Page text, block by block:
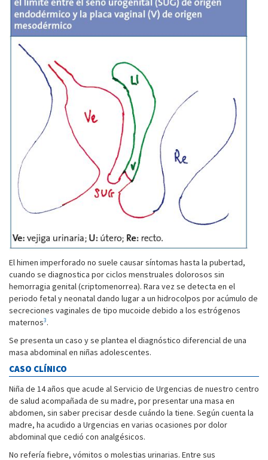
El himen imperforado no suele causar síntomas hasta la pubertad,
cuando se diagnostica por ciclos menstruales dolorosos sin
hemorragia genital (criptomenorrea). Rara vez se detecta en el
periodo fetal y neonatal dando lugar a un hidrocolpos por acúmulo de
secreciones vaginales de tipo mucoide debido a los estrógenos
maternos3.
Se presenta un caso y se plantea el diagnóstico diferencial de una
masa abdominal en niñas adolescentes.
CASO CLÍNICO
Niña de 14 años que acude al Servicio de Urgencias de nuestro centro
de salud acompañada de su madre, por presentar una masa en
abdomen, sin saber precisar desde cuándo la tiene. Según cuenta la
madre, ha acudido a Urgencias en varias ocasiones por dolor
abdominal que cedió con analgésicos.
No refería fiebre, vómitos o molestias urinarias. Entre sus